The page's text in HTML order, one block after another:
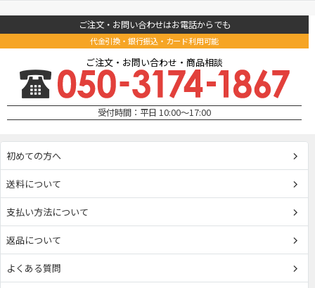
ご注文・お問い合わせはお電話からでも
代金引換・銀行振込・カード利用可能
ご注文・お問い合わせ・商品相談
受付時間：平日 10:00～17:00
初めての方へ
送料について
支払い方法について
返品について
よくある質問